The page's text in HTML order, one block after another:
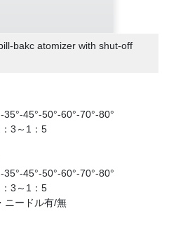
bakc atomizer with shut-off
45°-50°-60°-70°-80°
3～1：5
45°-50°-60°-70°-80°
3～1：5
ニードル有/無